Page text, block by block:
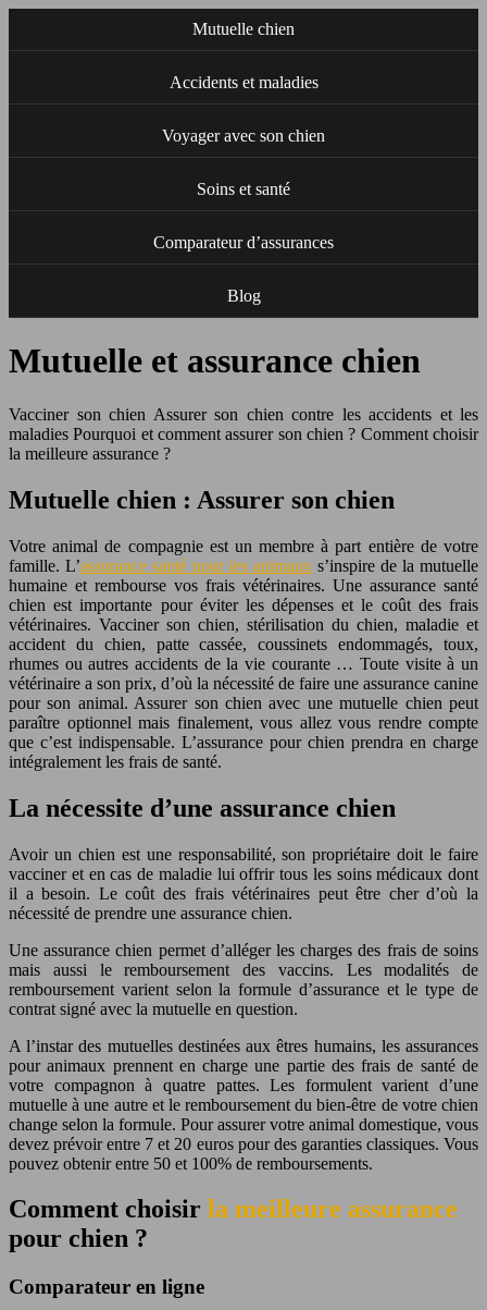
Mutuelle chien
Accidents et maladies
Voyager avec son chien
Soins et santé
Comparateur d’assurances
Blog
Mutuelle et assurance chien
Vacciner son chien Assurer son chien contre les accidents et les
maladies Pourquoi et comment assurer son chien ? Comment choisir
la meilleure assurance ?
Mutuelle chien : Assurer son chien
Votre animal de compagnie est un membre à part entière de votre
famille. L’assurance santé pour les animaux s’inspire de la mutuelle
humaine et rembourse vos frais vétérinaires. Une assurance santé
chien est importante pour éviter les dépenses et le coût des frais
vétérinaires. Vacciner son chien, stérilisation du chien, maladie et
accident du chien, patte cassée, coussinets endommagés, toux,
rhumes ou autres accidents de la vie courante … Toute visite à un
vétérinaire a son prix, d’où la nécessité de faire une assurance canine
pour son animal. Assurer son chien avec une mutuelle chien peut
paraître optionnel mais finalement, vous allez vous rendre compte
que c’est indispensable. L’assurance pour chien prendra en charge
intégralement les frais de santé.
La nécessite d’une assurance chien
Avoir un chien est une responsabilité, son propriétaire doit le faire
vacciner et en cas de maladie lui offrir tous les soins médicaux dont
il a besoin. Le coût des frais vétérinaires peut être cher d’où la
nécessité de prendre une assurance chien.
Une assurance chien permet d’alléger les charges des frais de soins
mais aussi le remboursement des vaccins. Les modalités de
remboursement varient selon la formule d’assurance et le type de
contrat signé avec la mutuelle en question.
A l’instar des mutuelles destinées aux êtres humains, les assurances
pour animaux prennent en charge une partie des frais de santé de
votre compagnon à quatre pattes. Les formulent varient d’une
mutuelle à une autre et le remboursement du bien-être de votre chien
change selon la formule. Pour assurer votre animal domestique, vous
devez prévoir entre 7 et 20 euros pour des garanties classiques. Vous
pouvez obtenir entre 50 et 100% de remboursements.
Comment choisir la meilleure assurance
pour chien ?
Comparateur en ligne